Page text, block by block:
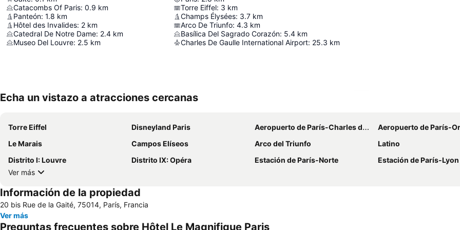
Catacombs Of Paris: 0.9 km
Panteón: 1.8 km
Hôtel des Invalides: 2 km
Catedral De Notre Dame: 2.4 km
Museo Del Louvre: 2.5 km
Torre Eiffel: 3 km
Champs Élysées: 3.7 km
Arco De Triunfo: 4.3 km
Basílica Del Sagrado Corazón: 5.4 km
Charles De Gaulle International Airport: 25.3 km
Echa un vistazo a atracciones cercanas
Torre Eiffel Disneyland Paris Aeropuerto de París-Charles de Gaulle
Aeropuerto de París-
Le Marais
Campos Elíseos Arco del Triunfo
Latino
Distrito I: Louvre
Distrito IX: Opéra Estación de París-Norte
Estación de París-Lyon
Ver más
Información de la propiedad
20 bis Rue de la Gaité, 75014, París, Francia
Ver más
Preguntas frecuentes sobre Hôtel Le Magnifique Paris